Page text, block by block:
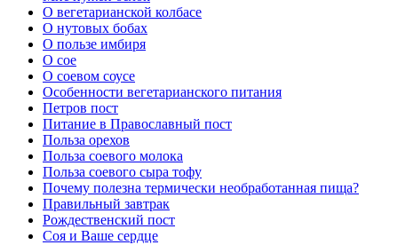
О вегетарианской колбасе
О нутовых бобах
О пользе имбиря
О сое
О соевом соусе
Особенности вегетарианского питания
Петров пост
Питание в Православный пост
Польза орехов
Польза соевого молока
Польза соевого сыра тофу
Почему полезна термически необработанная пища?
Правильный завтрак
Рождественский пост
Соя и Ваше сердце